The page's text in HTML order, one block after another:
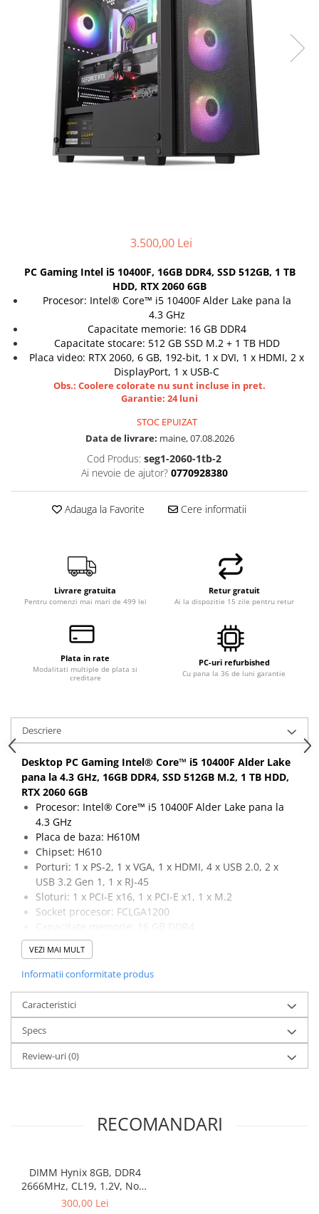
Incarcatoare laptop
Incarcatoare laptop refurbished
Standuri și Coolere Laptop
Alte accesorii
Card reader
Placi de baza
Ventilatoare carcasa
Componente Renew/Refurbished
Placi de baza REFURBISHED
Procesoare
Calculatoare All-in-One RENEW
Componente All-in-One
3.500,00 Lei
PC Gaming Intel i5 10400F, 16GB DDR4, SSD 512GB, 1 TB
HDD, RTX 2060 6GB
Procesor: Intel® Core™ i5 10400F Alder Lake pana la
4.3 GHz
Capacitate memorie: 16 GB DDR4
Capacitate stocare: 512 GB SSD M.2 + 1 TB HDD
Placa video: RTX 2060, 6 GB, 192-bit, 1 x DVI, 1 x HDMI, 2 x
DisplayPort, 1 x USB-C
Obs.: Coolere colorate nu sunt incluse in pret.
Garantie: 24 luni
STOC EPUIZAT
Data de livrare: maine, 07.08.2026
Cod Produs: seg1-2060-1tb-2
Ai nevoie de ajutor? 0770928380
Adauga la Favorite Cere informatii
Livrare gratuita
Pentru comenzi mai mari de 499 lei
Retur gratuit
Ai la dispozitie 15 zile pentru retur
Plata in rate
Modalitati multiple de plata si
creditare
PC-uri refurbished
Cu pana la 36 de luni garantie
Descriere
Desktop PC Gaming Intel® Core™ i5 10400F Alder Lake
pana la 4.3 GHz, 16GB DDR4, SSD 512GB M.2, 1 TB HDD,
RTX 2060 6GB
Procesor: Intel® Core™ i5 10400F Alder Lake pana la
4.3 GHz
Placa de baza: H610M
Chipset: H610
Porturi: 1 x PS-2, 1 x VGA, 1 x HDMI, 4 x USB 2.0, 2 x
USB 3.2 Gen 1, 1 x RJ-45
Sloturi: 1 x PCI-E x16, 1 x PCI-E x1, 1 x M.2
Socket procesor: FCLGA1200
Capacitate stocare: 512 GB SSD M.2 + 1 TB HDD
Placa video: Placa video: RTX 2060, 6 GB, 192-bit, 1 x
DVI, 1 x HDMI, 2 x DisplayPort, 1 x USB-C
VEZI MAI MULT
Informatii conformitate produs
Caracteristici
Specs
Review-uri(0)
RECOMANDARI
DIMM Hynix 8GB, DDR4
2666MHz, CL19, 1.2V, Non-
ECC, bulk
300,00 Lei